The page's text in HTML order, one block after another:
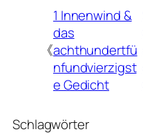
《
1 Innenwind &
das
achthundertfü
nfundvierzigst
e Gedicht
Schlagwörter